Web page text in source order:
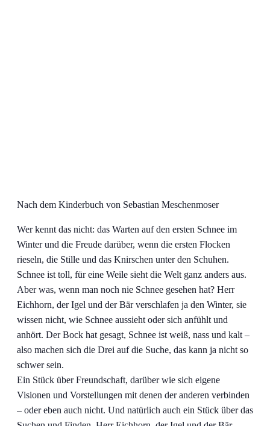
Nach dem Kinderbuch von Sebastian Meschenmoser
Wer kennt das nicht: das Warten auf den ersten Schnee im
Winter und die Freude darüber, wenn die ersten Flocken
rieseln, die Stille und das Knirschen unter den Schuhen.
Schnee ist toll, für eine Weile sieht die Welt ganz anders aus.
Aber was, wenn man noch nie Schnee gesehen hat? Herr
Eichhorn, der Igel und der Bär verschlafen ja den Winter, sie
wissen nicht, wie Schnee aussieht oder sich anfühlt und
anhört. Der Bock hat gesagt, Schnee ist weiß, nass und kalt –
also machen sich die Drei auf die Suche, das kann ja nicht so
schwer sein.
Ein Stück über Freundschaft, darüber wie sich eigene
Visionen und Vorstellungen mit denen der anderen verbinden
– oder eben auch nicht. Und natürlich auch ein Stück über das